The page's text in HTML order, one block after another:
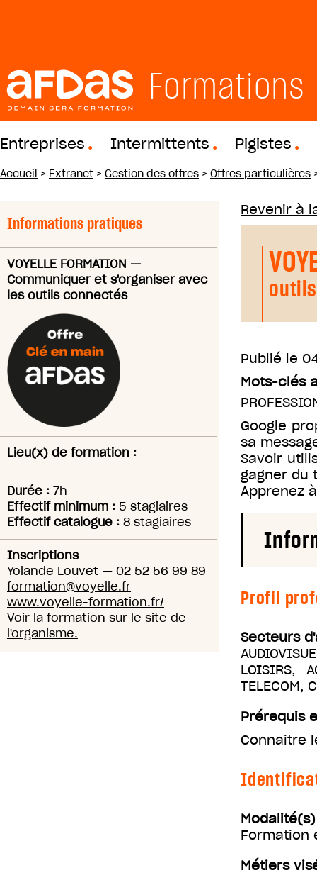
Formations
Entreprises Intermittents Pigistes
Accueil > Extranet > Gestion des offres > Offres particulières
Informations pratiques
VOYELLE FORMATION —
Communiquer et s'organiser avec
les outils connectés
Lieu(x) de formation :
Durée : 7h
Effectif minimum : 5 stagiaires
Effectif catalogue : 8 stagiaires
Inscriptions
Yolande Louvet — 02 52 56 99 89
formation@voyelle.fr
www.voyelle-formation.fr/
Voir la formation sur le site de
l'organisme.
Revenir à
Publié le
Mots-clés
Google
sa
Savoir
gagner du
Apprenez
Profil
Secteurs
LOISIRS,
TELECOM,
Prérequis
Connaitre
Formation
Métiers